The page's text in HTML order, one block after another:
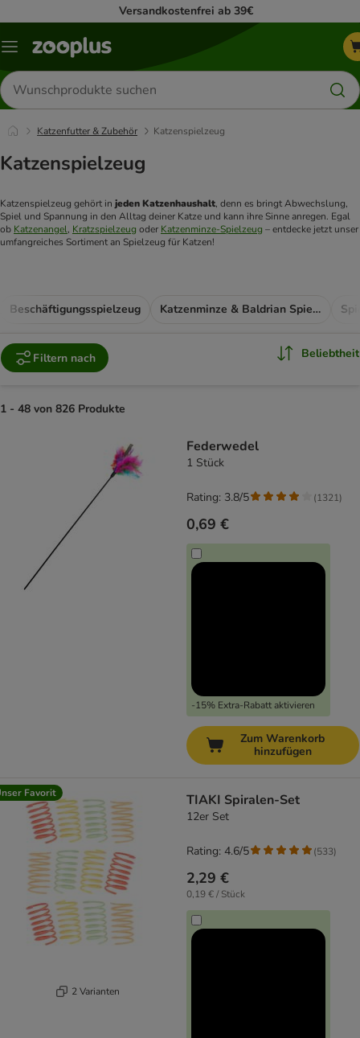
Versandkostenfrei ab 39€
Menü
Produkte
suchen
Katzenfutter & Zubehör Katzenspielzeug
Katzenspielzeug
Katzenspielzeug gehört in jeden Katzenhaushalt, denn es bringt Abwechslung,
Spiel und Spannung in den Alltag deiner Katze und kann ihre Sinne anregen. Egal
ob Katzenangel, Kratzspielzeug oder Katzenminze-Spielzeug – entdecke jetzt unser
Beschäftigungsspielzeug Katzenminze & Baldrian Spielzeug
Filtern nach Beliebtheit
1 - 48 von 826 Produkte
Federwedel
1 Stück
0,69 €
-15% Extra-Rabatt aktivieren
Rating: 3.8/5 (1321)
Zum Warenkorb
hinzufügen
Favorit
2 Varianten
TIAKI Spiralen-Set
12er Set
2,29 €
0,19 € / Stück
Rating: 4.6/5 (533)